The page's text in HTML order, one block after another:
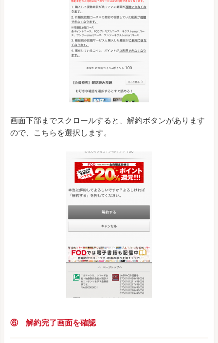
画面下部までスクロールすると、解約ボタンがあります
ので、こちらを選択します。
⑥ 解約完了画面を確認